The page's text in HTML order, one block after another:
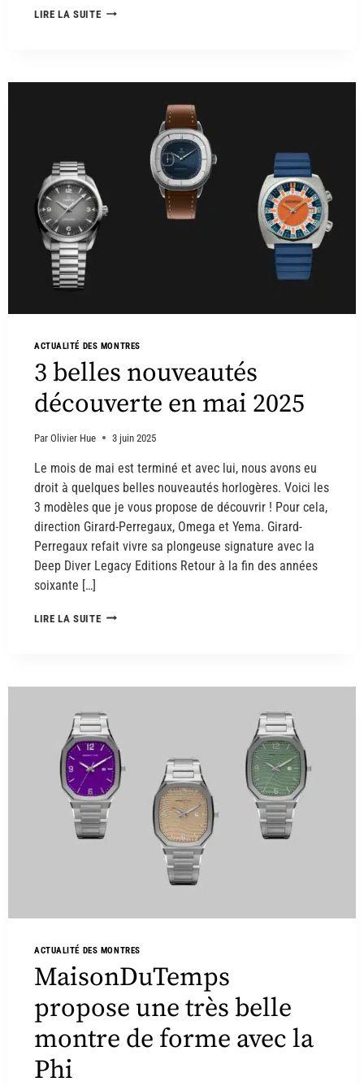
LIRE LA SUITE
ACTUALITÉ DES MONTRES
3 belles nouveautés
découverte en mai 2025
Par Olivier Hue 3 juin 2025
Le mois de mai est terminé et avec lui, nous avons eu
droit à quelques belles nouveautés horlogères. Voici les
3 modèles que je vous propose de découvrir ! Pour cela,
direction Girard-Perregaux, Omega et Yema. Girard-
Perregaux refait vivre sa plongeuse signature avec la
Deep Diver Legacy Editions Retour à la fin des années
soixante […]
LIRE LA SUITE
ACTUALITÉ DES MONTRES
MaisonDuTemps
propose une très belle
montre de forme avec la
Phi